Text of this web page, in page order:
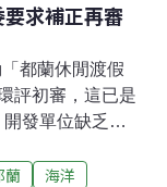
求補正再審
都蘭休閒渡假
評初審，這已是
發單位缺乏有
族人憂架空 民
蘭 海洋